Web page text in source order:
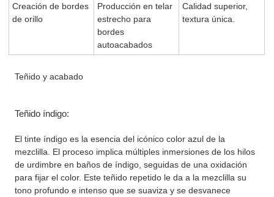
Creación de bordes
de orillo
Producción en telar
estrecho para
bordes
autoacabados
Calidad superior,
textura única.
Teñido y acabado
Teñido índigo:
El tinte índigo es la esencia del icónico color azul de la
mezclilla. El proceso implica múltiples inmersiones de los hilos
de urdimbre en baños de índigo, seguidas de una oxidación
para fijar el color. Este teñido repetido le da a la mezclilla su
tono profundo e intenso que se suaviza y se desvanece